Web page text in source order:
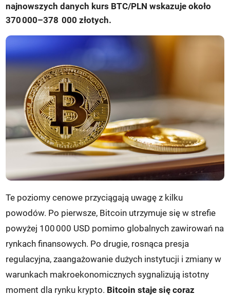
najnowszych danych kurs BTC/PLN wskazuje około
370 000–378 000 złotych.
Te poziomy cenowe przyciągają uwagę z kilku
powodów. Po pierwsze, Bitcoin utrzymuje się w strefie
powyżej 100 000 USD pomimo globalnych zawirowań na
rynkach finansowych. Po drugie, rosnąca presja
regulacyjna, zaangażowanie dużych instytucji i zmiany w
warunkach makroekonomicznych sygnalizują istotny
moment dla rynku krypto. Bitcoin staje się coraz